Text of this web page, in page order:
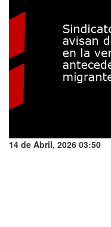
14 de Abril, 2026 03:50